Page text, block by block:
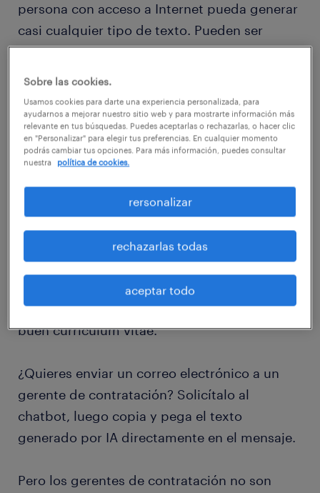
persona con acceso a Internet pueda generar
casi cualquier tipo de texto. Pueden ser
complejos ensayos, memorandos breves o
poemas. Incluso con indicaciones básicas,
ChatGPT puede completar tareas escritas
complejas en minutos y funcionar como una
herramienta creativa para producir contenido
eficiente de forma rápida.
Entre los que reportan tales beneficios están
enorme conjunto de datos, textos y palabras,
ChatGPT -desarrollado por OpenAI- puede
redactar cartas de presentación convincentes
o sintetizar los detalles de una carrera en un
buen currículum vitae.
¿Quieres enviar un correo electrónico a un
gerente de contratación? Solicítalo al
chatbot, luego copia y pega el texto
generado por IA directamente en el mensaje.
Pero los gerentes de contratación no son
Sobre las cookies.
Usamos cookies para darte una experiencia personalizada, para
ayudarnos a mejorar nuestro sitio web y para mostrarte información más
relevante en tus búsquedas. Puedes aceptarlas o rechazarlas, o hacer clic
en "Personalizar" para elegir tus preferencias. En cualquier momento
podrás cambiar tus opciones. Para más información, puedes consultar
nuestra
política de cookies.
rersonalizar
rechazarlas todas
aceptar todo